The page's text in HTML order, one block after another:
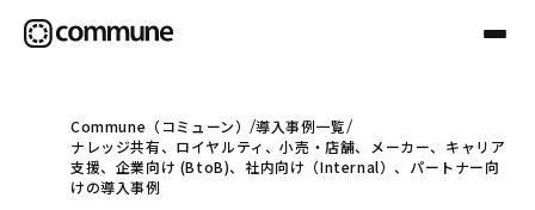
Communeについて
Commune（コミューン）
導入事例一覧
ナレッジ共有、ロイヤルティ、小売・店舗、メーカー、キャリア
支援、企業向け (BtoB)、社内向け（Internal）、パートナー向
けの導入事例